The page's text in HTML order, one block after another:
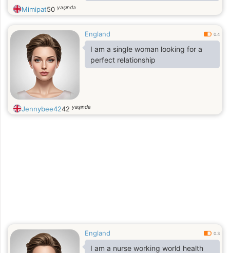
happy person and i love to look after
myself most of the time
Mimipat50 yaşında
England 0.4
I am a single woman looking for a
perfect relationship
Jennybee4242 yaşında
England 0.3
I am a nurse working world health